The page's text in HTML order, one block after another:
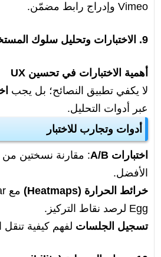
Vimeo وإدراج رابط مضمّن.
9. الاختبارات وتحليل سلوك المستخدم
أهمية الاختبارات في تحسين UX
لا يكفي تطبيق النصائح؛ بل يجب
عبر أدوات التحليل.
أدوات وتجارب للاختبار
اختبارات A/B
: مقارنة نسختين
الأفضل.
خرائط الحرارة (Heatmaps)
Egg لرصد نقاط التركيز.
تسجيل الجلسات لفهم كيفية تنقل